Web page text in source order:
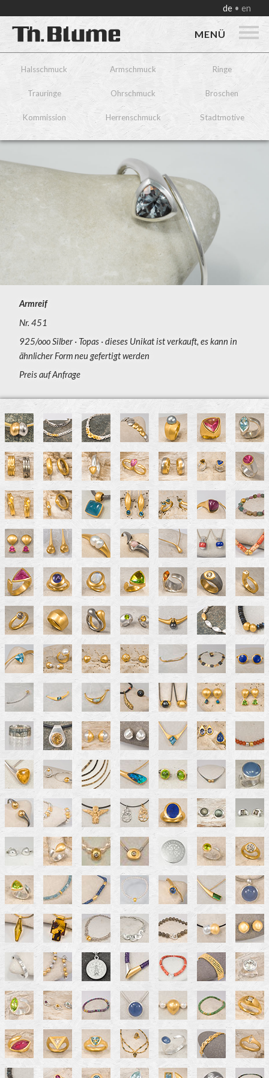
de en
MENÜ
Halsschmuck Armschmuck Ringe
Trauringe Ohrschmuck Broschen
Kommission Herrenschmuck Stadtmotive
Armreif
Nr. 451
925/ooo Silber
Topas dieses Unikat ist verkauft, es kann in
ähnlicher Form neu gefertigt werden
Preis auf Anfrage